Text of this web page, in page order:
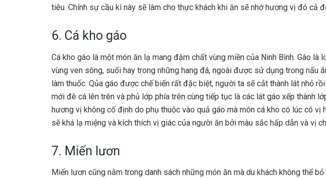
tiêu. Chính sự cầu kì này sẽ làm cho thực khách khi ăn sẽ nhớ hương vị đó cả
6. Cá kho gáo
Cá kho gáo là một món ăn lạ mang đậm chất vùng miền của Ninh Bình. Gáo là
vùng ven sông, suối hay trong những hang đá, ngoài được sử dụng trong nấu
làm thuốc. Qủa gáo được chế biến rất đặc biệt, người ta sẽ cắt thành lát nhỏ
mới đè cá lên trên và phủ lớp phía trên cùng tiếp tục là các lát gáo xếp thành
hương vị không cố định do phụ thuộc vào quả gáo mà món cá kho có lúc có vị
sẽ khá lạ miệng và kích thích vị giác của người ăn bởi màu sắc hấp dẫn và vị
7. Miến lươn
Miến lươn cũng nằm trong danh sách những món ăn mà du khách không thể